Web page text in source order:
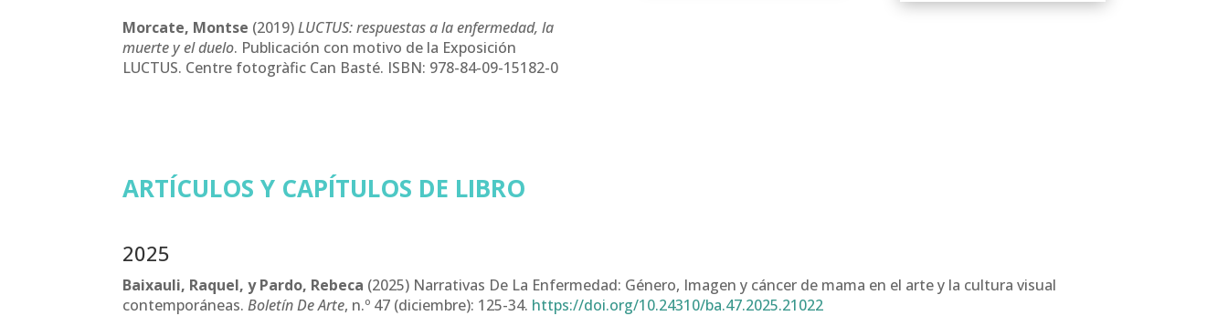
Morcate, Montse (2019)LUCTUS: respuestas a la enfermedad, la
muerte y el duelo. Publicación con motivo de la Exposición
LUCTUS. Centre fotogràfic Can Basté. ISBN: 978-84-09-15182-0
ARTÍCULOS Y CAPÍTULOS DE LIBRO
2025
Baixauli, Raquel, y Pardo, Rebeca (2025) Narrativas De La Enfermedad: Género, Imagen y cáncer de mama en el arte y la cultura visual
contemporáneas.Boletín De Arte, n.º 47 (diciembre): 125-34. https://doi.org/10.24310/ba.47.2025.21022